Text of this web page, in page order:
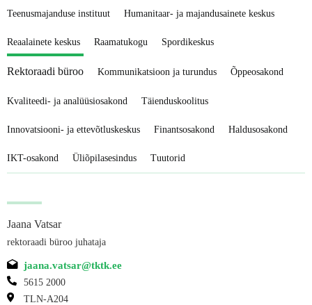
Teenusmajanduse instituut Humanitaar- ja majandusainete keskus
Reaalainete keskus Raamatukogu Spordikeskus
Rektoraadi büroo Kommunikatsioon ja turundus Õppeosakond
Kvaliteedi- ja analüüsiosakond Täienduskoolitus
Innovatsiooni- ja ettevõtluskeskus Finantsosakond Haldusosakond
IKT-osakond Üliõpilasesindus Tuutorid
Jaana Vatsar
rektoraadi büroo juhataja
jaana.vatsar@tktk.ee
5615 2000
TLN-A204